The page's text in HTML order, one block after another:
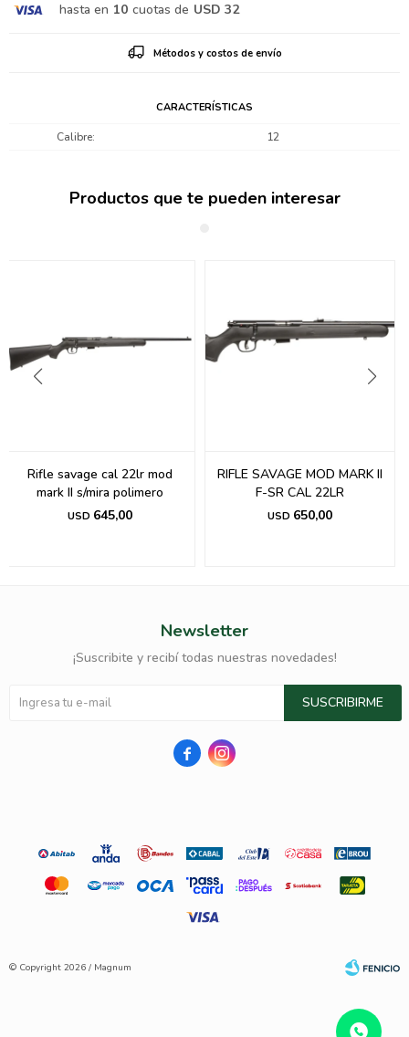
hasta en 10 cuotas de USD 32
Métodos y costos de envío
CARACTERÍSTICAS
Calibre 12
Productos que te pueden interesar
Rifle savage cal 22lr mod
mark II s/mira polimero
USD 645,00
RIFLE SAVAGE MOD MARK II
F-SR CAL 22LR
USD 650,00
Newsletter
¡Suscribite y recibí todas nuestras novedades!
SUSCRIBIRME
 
© Copyright 2026 / Magnum